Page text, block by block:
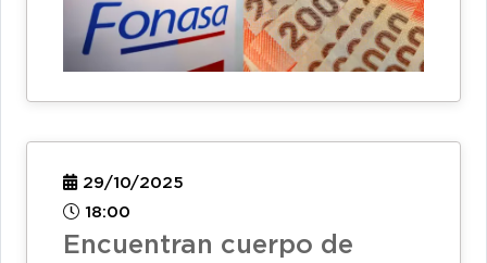
29/10/2025
18:00
Encuentran cuerpo de